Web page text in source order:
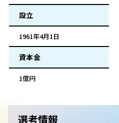
設立
1961年4月1日
資本金
1億円
選考情報